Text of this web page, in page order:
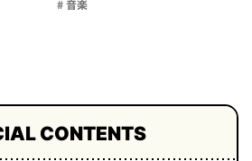
# 音楽
CONTENTS